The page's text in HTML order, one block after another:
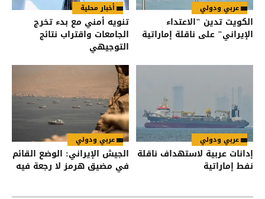
عربي ودولي
الكويت تدين "الاعتداء
الإيراني" على ناقلة إماراتية
أخبار محلية
تنويه أمني مع بدء تخرج
الجامعات واقتراب نتائج
التوجيهي
عربي ودولي
إدانات عربية لاستهداف ناقلة
نفط إماراتية
عربي ودولي
الجيش الإيراني: الوضع القائم
في مضيق هرمز لا رجعة فيه